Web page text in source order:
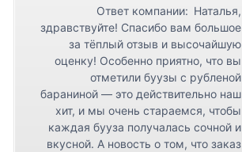
Ответ компании: Наталья,
здравствуйте! Спасибо вам большое
за тёплый отзыв и высочайшую
оценку! Особенно приятно, что вы
отметили буузы с рубленой
бараниной — это действительно наш
хит, и мы очень стараемся, чтобы
каждая бууза получалась сочной и
вкусной. А новость о том, что заказ